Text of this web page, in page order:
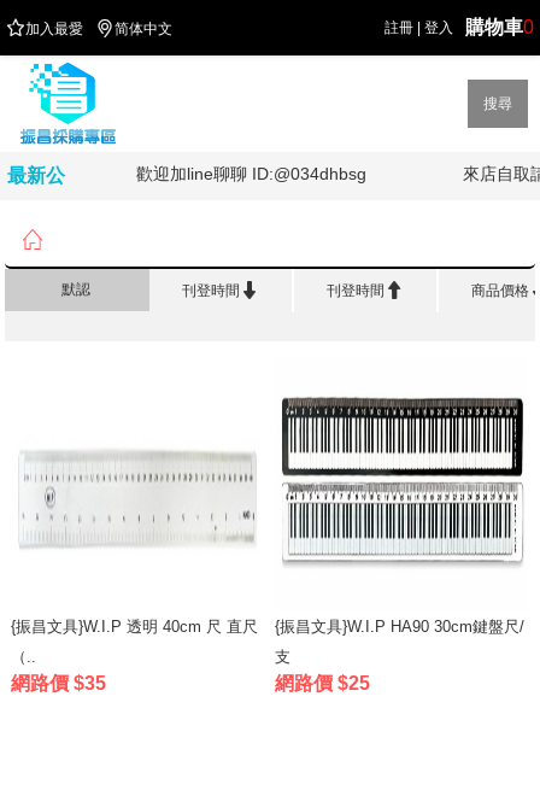
註冊 登入 購物車0
加入最愛 简体中文
搜尋
最新公 歡迎加line聊聊 ID:@034dhbsg 來店自取請

默認 刊登時間  刊登時間  商品價格
{振昌文具}W.I.P 透明 40cm 尺 直尺
（..
網路價 $35
{振昌文具}W.I.P HA90 30cm鍵盤尺/
支
網路價 $25